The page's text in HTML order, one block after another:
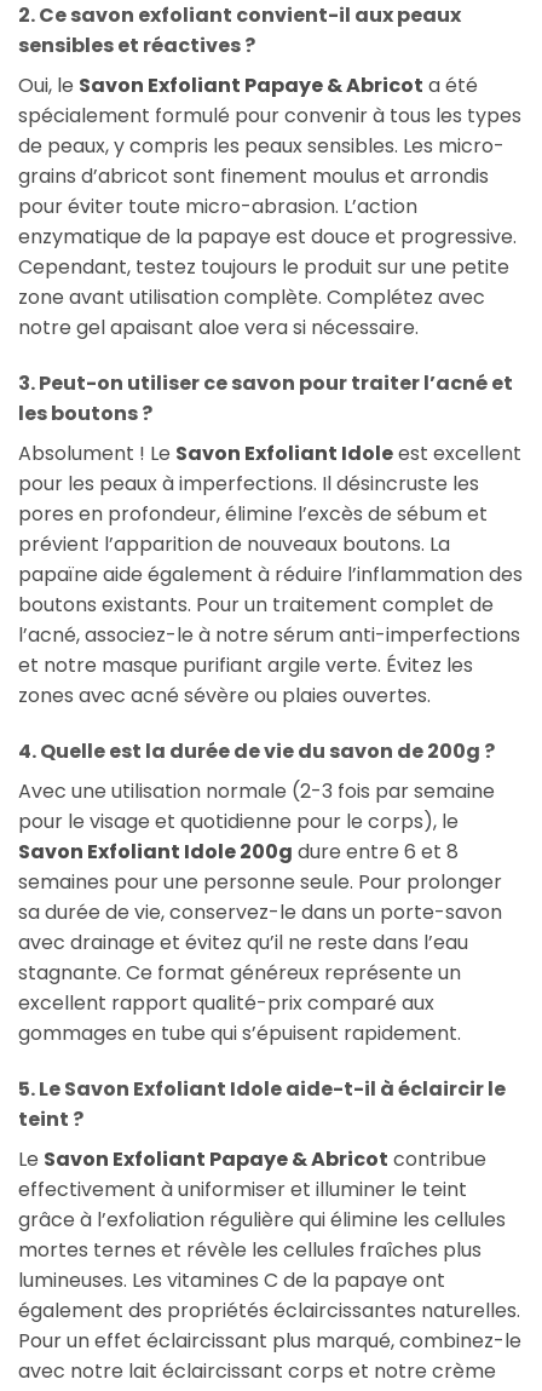
2. Ce savon exfoliant convient-il aux peaux
sensibles et réactives ?
Oui, le Savon Exfoliant Papaye & Abricot a été
spécialement formulé pour convenir à tous les types
de peaux, y compris les peaux sensibles. Les micro-
grains d’abricot sont finement moulus et arrondis
pour éviter toute micro-abrasion. L’action
enzymatique de la papaye est douce et progressive.
Cependant, testez toujours le produit sur une petite
zone avant utilisation complète. Complétez avec
notre gel apaisant aloe vera si nécessaire.
3. Peut-on utiliser ce savon pour traiter l’acné et
les boutons ?
Absolument ! Le Savon Exfoliant Idoleest excellent
pour les peaux à imperfections. Il désincruste les
pores en profondeur, élimine l’excès de sébum et
prévient l’apparition de nouveaux boutons. La
papaïne aide également à réduire l’inflammation des
boutons existants. Pour un traitement complet de
l’acné, associez-le à notre sérum anti-imperfections
et notre masque purifiant argile verte. Évitez les
zones avec acné sévère ou plaies ouvertes.
4. Quelle est la durée de vie du savon de 200g ?
Avec une utilisation normale (2-3 fois par semaine
pour le visage et quotidienne pour le corps), le
Savon Exfoliant Idole 200g dure entre 6 et 8
semaines pour une personne seule. Pour prolonger
sa durée de vie, conservez-le dans un porte-savon
avec drainage et évitez qu’il ne reste dans l’eau
stagnante. Ce format généreux représente un
excellent rapport qualité-prix comparé aux
gommages en tube qui s’épuisent rapidement.
5. Le Savon Exfoliant Idole aide-t-il à éclaircir le
teint ?
Le Savon Exfoliant Papaye & Abricot contribue
effectivement à uniformiser et illuminer le teint
grâce à l’exfoliation régulière qui élimine les cellules
mortes ternes et révèle les cellules fraîches plus
lumineuses. Les vitamines C de la papaye ont
également des propriétés éclaircissantes naturelles.
Pour un effet éclaircissant plus marqué, combinez-le
avec notre lait éclaircissant corps et notre crème